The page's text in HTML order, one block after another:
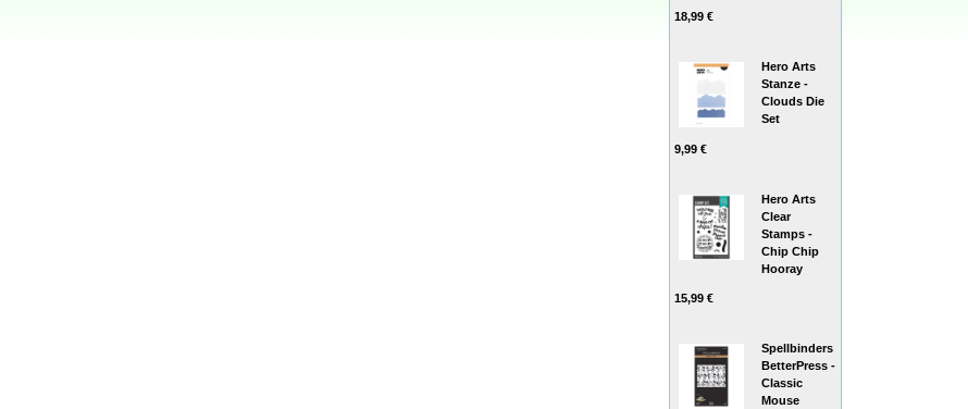
18,99 €
Hero Arts
Stanze -
Clouds Die
Set
9,99 €
Hero Arts
Clear
Stamps -
Chip Chip
Hooray
15,99 €
Spellbinders
BetterPress -
Classic
Mouse